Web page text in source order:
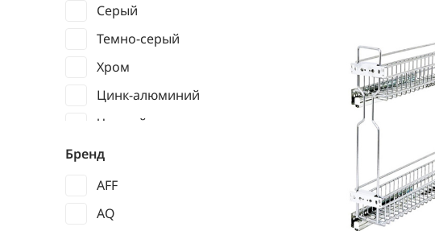
Серый
Темно-серый
Хром
Цинк-алюминий
Черный
Бренд
AFF
AQ